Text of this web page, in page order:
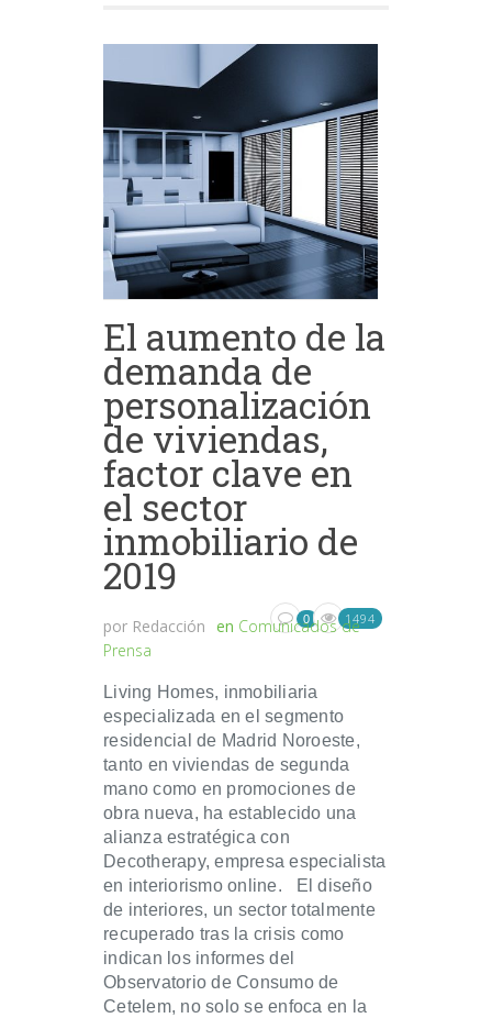
El aumento de la
demanda de
personalización
de viviendas,
factor clave en
el sector
inmobiliario de
2019
por Redacción en Comunicados de
Prensa
0 1494
Living Homes, inmobiliaria
especializada en el segmento
residencial de Madrid Noroeste,
tanto en viviendas de segunda
mano como en promociones de
obra nueva, ha establecido una
alianza estratégica con
Decotherapy, empresa especialista
en interiorismo online. El diseño
de interiores, un sector totalmente
recuperado tras la crisis como
indican los informes del
Observatorio de Consumo de
Cetelem, no solo se enfoca en la